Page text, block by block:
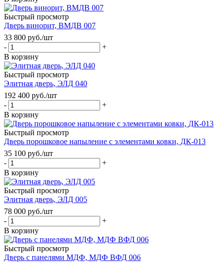
Быстрый просмотр
Дверь винорит, ВМДВ 007
33 800 руб./шт
-
+
В корзину
Быстрый просмотр
Элитная дверь, ЭЛД 040
192 400 руб./шт
-
+
В корзину
Быстрый просмотр
Дверь порошковое напыление с элементами ковки, ДК-013
35 100 руб./шт
-
+
В корзину
Быстрый просмотр
Элитная дверь, ЭЛД 005
78 000 руб./шт
-
+
В корзину
Быстрый просмотр
Дверь с панелями МДФ, МДФ ВФД 006